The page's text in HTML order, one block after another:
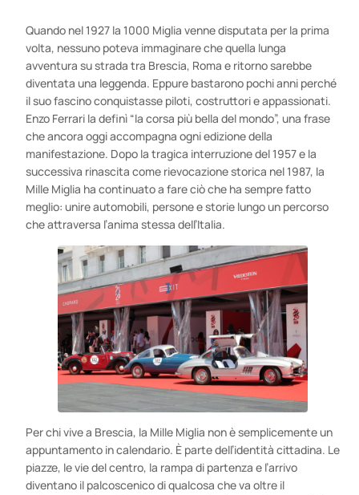
Quando nel 1927 la 1000 Miglia venne disputata per la prima
volta, nessuno poteva immaginare che quella lunga
avventura su strada tra Brescia, Roma e ritorno sarebbe
diventata una leggenda. Eppure bastarono pochi anni perché
il suo fascino conquistasse piloti, costruttori e appassionati.
Enzo Ferrari la definì “la corsa più bella del mondo”, una frase
che ancora oggi accompagna ogni edizione della
manifestazione. Dopo la tragica interruzione del 1957 e la
successiva rinascita come rievocazione storica nel 1987, la
Mille Miglia ha continuato a fare ciò che ha sempre fatto
meglio: unire automobili, persone e storie lungo un percorso
che attraversa l’anima stessa dell’Italia.
Per chi vive a Brescia, la Mille Miglia non è semplicemente un
appuntamento in calendario. È parte dell’identità cittadina. Le
piazze, le vie del centro, la rampa di partenza e l’arrivo
diventano il palcoscenico di qualcosa che va oltre il